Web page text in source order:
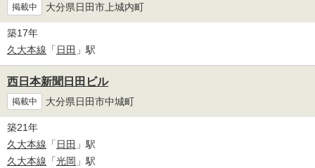
掲載中 大分県日田市上城内町
築17年
久大本線 「 日田 」駅
西日本新聞日田ビル
掲載中 大分県日田市中城町
築21年
久大本線 「 日田 」駅
久大本線 「光岡 」駅